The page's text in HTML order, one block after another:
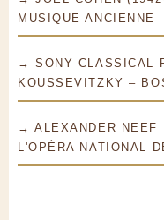
MUSIQUE ANCIENNE
→ SONY CLASSICAL
KOUSSEVITZKY –
→ ALEXANDER NEEF
L'OPÉRA NATIONAL